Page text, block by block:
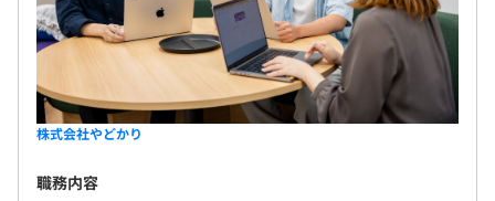
株式会社やどかり
職務内容